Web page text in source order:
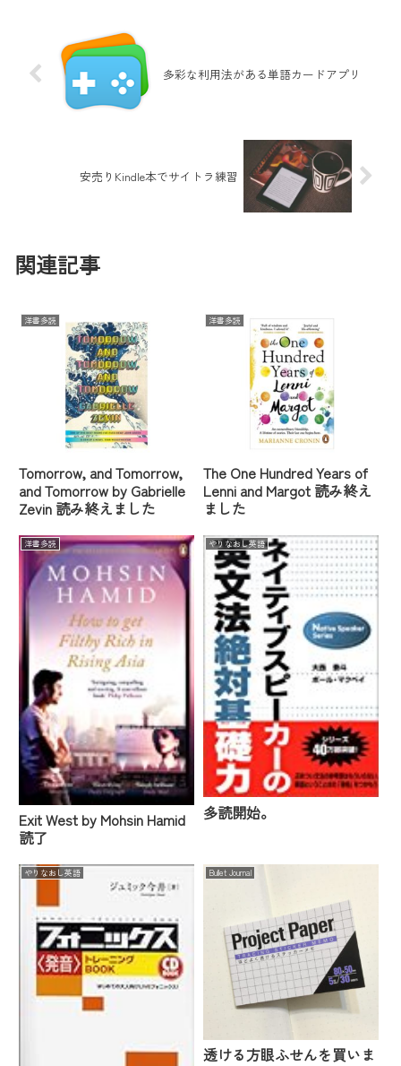
多彩な利用法がある単語カードアプリ
安売りKindle本でサイトラ練習
関連記事
洋書多読
Tomorrow, and Tomorrow,
and Tomorrow by Gabrielle
Zevin 読み終えました
洋書多読
The One Hundred Years of
Lenni and Margot 読み終え
ました
洋書多読
Exit West by Mohsin Hamid
読了
やりなおし英語
多読開始。
やりなおし英語 Bullet Journal
透ける方眼ふせんを買いま